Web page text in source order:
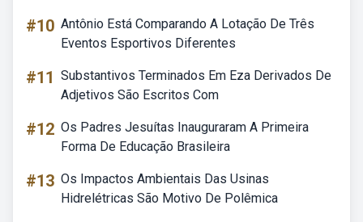
#10 Antônio Está Comparando A Lotação De Três
Eventos Esportivos Diferentes
#11 Substantivos Terminados Em Eza Derivados De
Adjetivos São Escritos Com
#12 Os Padres Jesuítas Inauguraram A Primeira
Forma De Educação Brasileira
#13 Os Impactos Ambientais Das Usinas
Hidrelétricas São Motivo De Polêmica